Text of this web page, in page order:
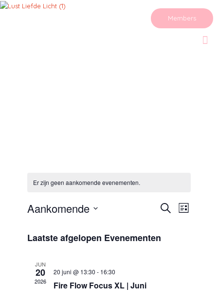
Members
Er zijn geen aankomende evenementen.
Evenementen
Zoeken
weergeven
navigatie
ZoekenEvenement
weergaven
Lijst
Aankomende
een
Laatste afgelopen Evenementen
JUN
20
2026
20 juni @ 13:30 - 16:30
Fire Flow Focus XL | Juni